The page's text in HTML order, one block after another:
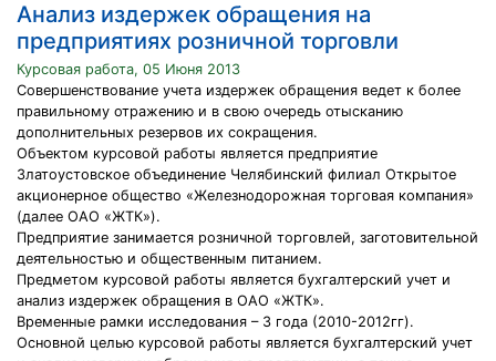
Анализ издержек обращения на
предприятиях розничной торговли
Курсовая работа, 05 Июня 2013
Совершенствование учета издержек обращения ведет к более
правильному отражению и в свою очередь отысканию
дополнительных резервов их сокращения.
Объектом курсовой работы является предприятие
Златоустовское объединение Челябинский филиал Открытое
акционерное общество «Железнодорожная торговая компания»
(далее ОАО «ЖТК»).
Предприятие занимается розничной торговлей, заготовительной
деятельностью и общественным питанием.
Предметом курсовой работы является бухгалтерский учет и
анализ издержек обращения в ОАО «ЖТК».
Временные рамки исследования – 3 года (2010-2012гг).
Основной целью курсовой работы является бухгалтерский учет